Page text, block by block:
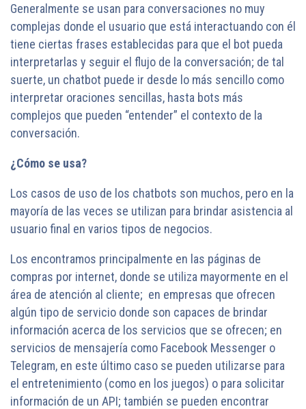
Generalmente se usan para conversaciones no muy
complejas donde el usuario que está interactuando con él
tiene ciertas frases establecidas para que el bot pueda
interpretarlas y seguir el flujo de la conversación; de tal
suerte, un chatbot puede ir desde lo más sencillo como
interpretar oraciones sencillas, hasta bots más
complejos que pueden “entender” el contexto de la
conversación.
¿Cómo se usa?
Los casos de uso de los chatbots son muchos, pero en la
mayoría de las veces se utilizan para brindar asistencia al
usuario final en varios tipos de negocios.
Los encontramos principalmente en las páginas de
compras por internet, donde se utiliza mayormente en el
área de atención al cliente; en empresas que ofrecen
algún tipo de servicio donde son capaces de brindar
información acerca de los servicios que se ofrecen; en
servicios de mensajería como Facebook Messenger o
Telegram, en este último caso se pueden utilizarse para
el entretenimiento (como en los juegos) o para solicitar
información de un API; también se pueden encontrar